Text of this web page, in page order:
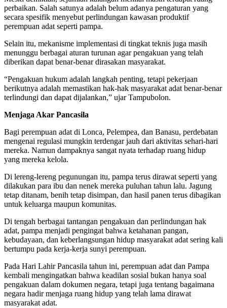
perbaikan. Salah satunya adalah belum adanya pengaturan yang
secara spesifik menyebut perlindungan kawasan produktif
perempuan adat seperti pampa.
Selain itu, mekanisme implementasi di tingkat teknis juga masih
menunggu berbagai aturan turunan agar pengakuan yang telah
diberikan dapat benar-benar dirasakan masyarakat.
“Pengakuan hukum adalah langkah penting, tetapi pekerjaan
berikutnya adalah memastikan hak-hak masyarakat adat benar-benar
terlindungi dan dapat dijalankan,” ujar Tampubolon.
Menjaga Akar Pancasila
Bagi perempuan adat di Lonca, Pelempea, dan Banasu, perdebatan
mengenai regulasi mungkin terdengar jauh dari aktivitas sehari-hari
mereka. Namun dampaknya sangat nyata terhadap ruang hidup
yang mereka kelola.
Di lereng-lereng pegunungan itu, pampa terus dirawat seperti yang
dilakukan para ibu dan nenek mereka puluhan tahun lalu. Jagung
tetap ditanam, benih tetap disimpan, dan hasil panen terus dibagikan
untuk keluarga maupun komunitas.
Di tengah berbagai tantangan pengakuan dan perlindungan hak
adat, pampa menjadi pengingat bahwa ketahanan pangan,
kebudayaan, dan keberlangsungan hidup masyarakat adat sering kali
bertumpu pada kerja-kerja sunyi perempuan.
Pada Hari Lahir Pancasila tahun ini, perempuan adat dan Pampa
kembali mengingatkan bahwa keadilan sosial bukan hanya soal
pengakuan dalam dokumen negara, tetapi juga tentang bagaimana
negara hadir menjaga ruang hidup yang telah lama dirawat
masyarakat adat.